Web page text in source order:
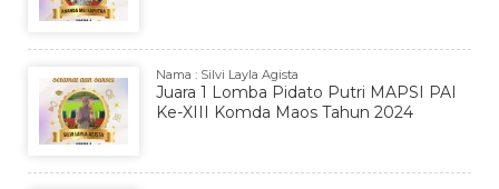
Nama : Silvi Layla Agista
Juara 1 Lomba Pidato Putri MAPSI PAI
Ke-XIII Komda Maos Tahun 2024